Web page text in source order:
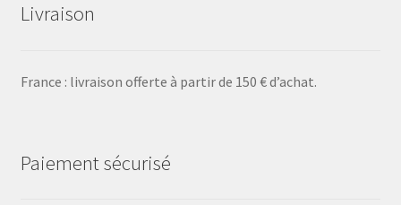
Livraison
France : livraison offerte à partir de 150 € d’achat.
Paiement sécurisé